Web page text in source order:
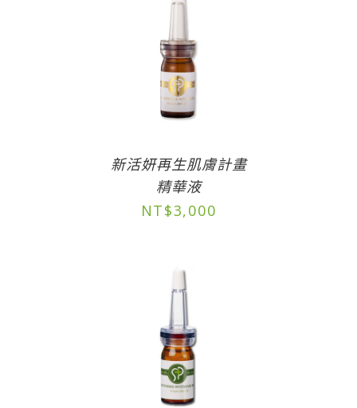
新活妍再生肌膚計畫
精華液
NT$3,000